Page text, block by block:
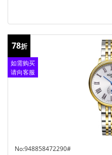
78折
如需购买
请向客服
No:948858472290#